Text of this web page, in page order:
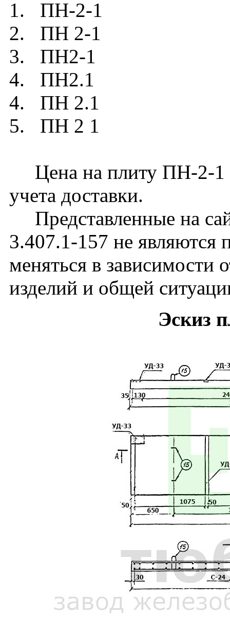
1. ПН-2-1
2. ПН 2-1
3. ПН2-1
4. ПН2.1
4. ПН 2.1
5. ПН 2 1
Цена на плиту ПН-2-1
учета доставки.
Представленные на
3.407.1-157 не являются
меняться в зависимости
изделий и общей
Эскиз